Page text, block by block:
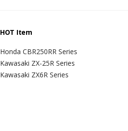
HOT Item
Honda CBR250RR Series
Kawasaki ZX-25R Series
Kawasaki ZX6R Series